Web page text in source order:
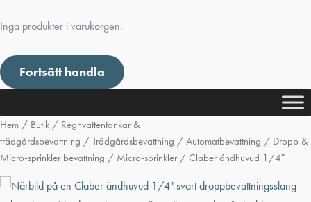
Inga produkter i varukorgen.
Fortsätt handla
Hem / Butik / Regnvattentankar &
trädgårdsbevattning / Trädgårdsbevattning / Automatbevattning / Dropp &
Micro-sprinkler bevattning / Micro-sprinkler/ Claber ändhuvud 1/4″